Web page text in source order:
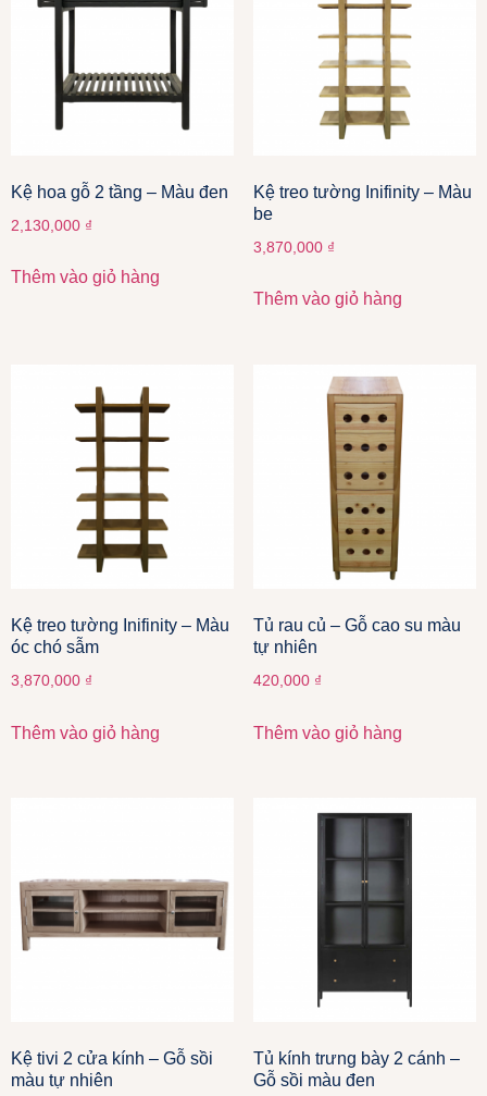
Kệ hoa gỗ 2 tầng – Màu đen
2,130,000 ₫
Thêm vào giỏ hàng
Kệ treo tường Inifinity – Màu
be
3,870,000 ₫
Thêm vào giỏ hàng
Kệ treo tường Inifinity – Màu
óc chó sẫm
3,870,000 ₫
Thêm vào giỏ hàng
Tủ rau củ – Gỗ cao su màu
tự nhiên
420,000 ₫
Thêm vào giỏ hàng
Kệ tivi 2 cửa kính – Gỗ sồi
màu tự nhiên
Tủ kính trưng bày 2 cánh –
Gỗ sồi màu đen